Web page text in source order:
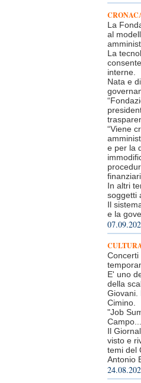
La
al
La
interne.
Nata e
“Viene
e per la
In altri
soggetti
Il
e la
Concerti
E' uno
della
Giovani.
Cimino.
"Job
Il
visto e
temi del
Antonio